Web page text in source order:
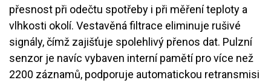
přesnost při odečtu spotřeby i při měření teploty a
vlhkosti okolí. Vestavěná filtrace eliminuje rušivé
signály, čímž zajišťuje spolehlivý přenos dat. Pulzní
senzor je navíc vybaven interní pamětí pro více než
2200 záznamů, podporuje automatickou retransmisi